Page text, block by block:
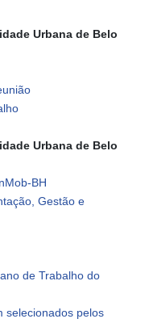
Urbana de Belo
Urbana de Belo
BH
Gestão e
de Trabalho do
selecionados pelos